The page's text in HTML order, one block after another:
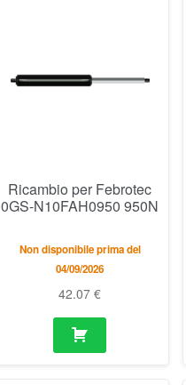
Ricambio per Febrotec
0GS-N10FAH0950 950N
Non disponibile prima del
04/09/2026
42.07€